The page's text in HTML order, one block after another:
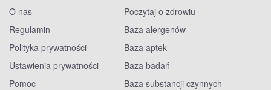
O nas
Regulamin
Polityka prywatności
Ustawienia prywatności
Pomoc
Poczytaj o zdrowiu
Baza alergenów
Baza aptek
Baza badań
Baza substancji czynnych